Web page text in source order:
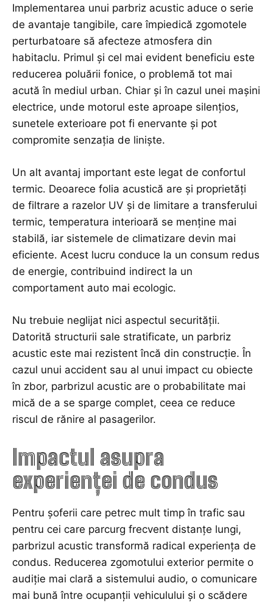
Implementarea unui parbriz acustic aduce o serie
de avantaje tangibile, care împiedică zgomotele
perturbatoare să afecteze atmosfera din
habitaclu. Primul și cel mai evident beneficiu este
reducerea poluării fonice, o problemă tot mai
acută în mediul urban. Chiar și în cazul unei mașini
electrice, unde motorul este aproape silențios,
sunetele exterioare pot fi enervante și pot
compromite senzația de liniște.
Un alt avantaj important este legat de confortul
termic. Deoarece folia acustică are și proprietăți
de filtrare a razelor UV și de limitare a transferului
termic, temperatura interioară se menține mai
stabilă, iar sistemele de climatizare devin mai
eficiente. Acest lucru conduce la un consum redus
de energie, contribuind indirect la un
comportament auto mai ecologic.
Nu trebuie neglijat nici aspectul securității.
Datorită structurii sale stratificate, un parbriz
acustic este mai rezistent încă din construcție. În
cazul unui accident sau al unui impact cu obiecte
în zbor, parbrizul acustic are o probabilitate mai
mică de a se sparge complet, ceea ce reduce
riscul de rănire al pasagerilor.
Impactul asupra
experienței de condus
Pentru șoferii care petrec mult timp în trafic sau
pentru cei care parcurg frecvent distanțe lungi,
parbrizul acustic transformă radical experiența de
condus. Reducerea zgomotului exterior permite o
audiție mai clară a sistemului audio, o comunicare
mai bună între ocupanții vehiculului și o scădere